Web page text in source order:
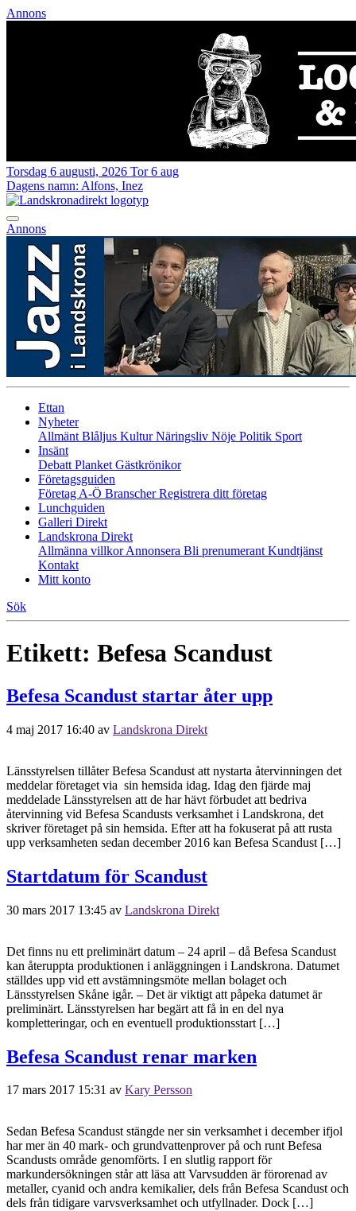
Annons
Torsdag 6 augusti, 2026 Tor 6 aug
Dagens namn: Alfons, Inez
Annons
Ettan
Nyheter
Allmänt Blåljus KulturNäringsliv Nöje Politik Sport
Insänt
Debatt Planket Gästkrönikor
Företagsguiden
Företag A-Ö BranscherRegistrera ditt företag
Lunchguiden
Galleri Direkt
Landskrona Direkt
Allmänna villkorAnnonsera Bli prenumerant Kundtjänst
Kontakt
Mitt konto
Sök
Etikett: Befesa Scandust
Befesa Scandust startar åter upp
4 maj 2017 16:40 av Landskrona Direkt
Länsstyrelsen tillåter Befesa Scandust att nystarta återvinningen det
meddelar företaget via sin hemsida idag. Idag den fjärde maj
meddelade Länsstyrelsen att de har hävt förbudet att bedriva
återvinning vid Befesa Scandusts verksamhet i Landskrona, det
skriver företaget på sin hemsida. Efter att ha fokuserat på att rusta
upp verksamheten sedan december 2016 kan Befesa Scandust […]
Startdatum för Scandust
30 mars 2017 13:45 av Landskrona Direkt
Det finns nu ett preliminärt datum – 24 april – då Befesa Scandust
kan återuppta produktionen i anläggningen i Landskrona. Datumet
ställdes upp vid ett avstämningsmöte mellan bolaget och
Länsstyrelsen Skåne igår. – Det är viktigt att påpeka datumet är
preliminärt. Länsstyrelsen har begärt att få in en del nya
kompletteringar, och en eventuell produktionsstart […]
Befesa Scandust renar marken
17 mars 2017 15:31 av Kary Persson
Sedan Befesa Scandust stängde ner sin verksamhet i december ifjol
har mer än 40 mark- och grundvattenprover på och runt Befesa
Scandusts område genomförts. I en slutlig rapport för
markundersökningen står att läsa att Varvsudden är förorenad av
metaller, cyanid och andra kemikalier, dels från Befesa Scandust och
dels från tidigare varvsverksamhet och utfyllnader. Dock […]